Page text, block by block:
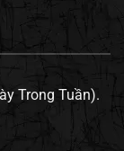
Trong Tuần).